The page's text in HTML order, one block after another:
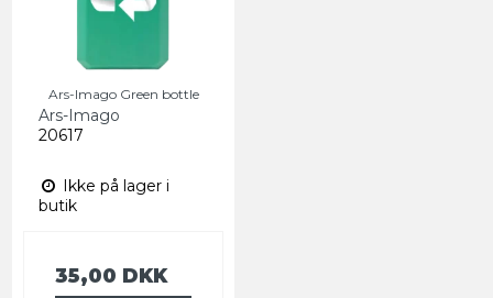
Ars-Imago Green bottle
Ars-Imago
20617
Ikke på lager i
butik
35,00 DKK